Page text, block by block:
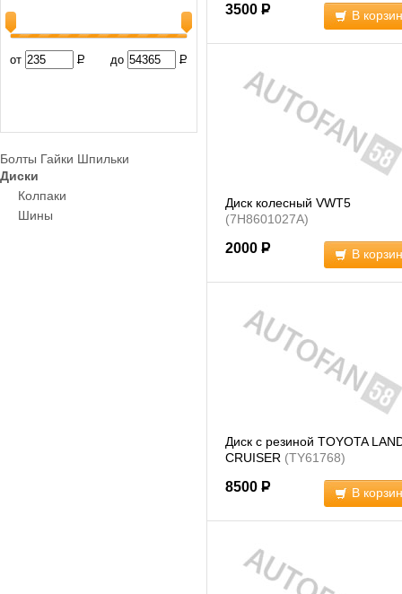
от Р до Р
Болты Гайки Шпильки
Диски
Колпаки
Шины
3500 Р В
Диск колесный VWT5
(7H8601027A)
2000 Р В
Диск с резиной TOYOTA
CRUISER (TY61768)
8500 Р В